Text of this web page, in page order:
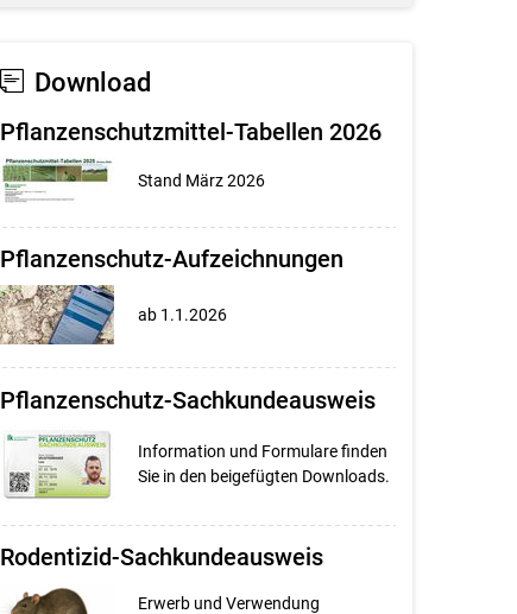
Download
Pflanzenschutzmittel-Tabellen 2026
Stand März 2026
Pflanzenschutz-Aufzeichnungen
ab 1.1.2026
Pflanzenschutz-Sachkundeausweis
Information und Formulare finden
Sie in den beigefügten Downloads.
Rodentizid-Sachkundeausweis
Erwerb und Verwendung